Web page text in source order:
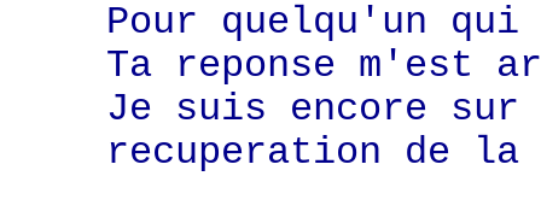
Pour quelqu'un
Ta reponse
Je suis encore
recuperation de la